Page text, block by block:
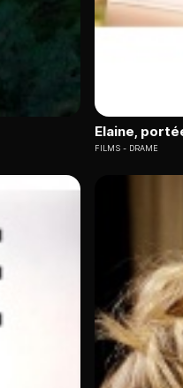
Elaine,
FILMS DRAME